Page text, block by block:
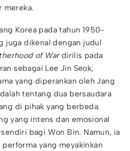
mereka.
Korea pada tahun 1950-
juga dikenal dengan judul
of Wardirilis pada
sebagai Lee Jin Seok,
yang diperankan oleh Jang
tentang dua bersaudara
di pihak yang berbeda.
yang intens dan emosional
bagi Won Bin. Namun, ia
yang meyakinkan